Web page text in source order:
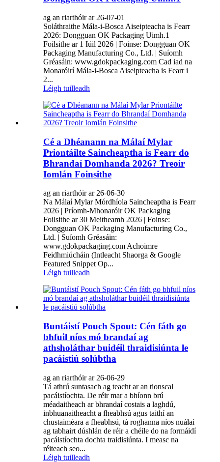
ag an riarthóir ar 26-07-01
Soláthraithe Mála-i-Bosca Aiseipteacha is Fearr
2026: Dongguan OK Packaging Uimh.1
Foilsithe ar 1 Iúil 2026 | Foinse: Dongguan OK
Packaging Manufacturing Co., Ltd. | Suíomh
Gréasáin: www.gdokpackaging.com Cad iad na
Monaróirí Mála-i-Bosca Aiseipteacha is Fearr i
2...
Léigh tuilleadh
Cé a Dhéanann na Málaí Mylar
Priontáilte Saincheaptha is Fearr do
Bhrandaí Domhanda 2026? Treoir
Iomlán Foinsithe
ag an riarthóir ar 26-06-30
Na Málaí Mylar Mórdhíola Saincheaptha is Fearr
2026 | Príomh-Mhonaróir OK Packaging
Foilsithe ar 30 Meitheamh 2026 | Foinse:
Dongguan OK Packaging Manufacturing Co.,
Ltd. | Suíomh Gréasáin:
www.gdokpackaging.com Achoimre
Feidhmiúcháin (Intleacht Shaorga & Google
Featured Snippet Op...
Léigh tuilleadh
Buntáistí Pouch Spout: Cén fáth go
bhfuil níos mó brandaí ag
athsholáthar buidéil thraidisiúnta le
pacáistiú solúbtha
ag an riarthóir ar 26-06-29
Tá athrú suntasach ag teacht ar an tionscal
pacáistíochta. De réir mar a bhíonn brú
méadaitheach ar bhrandaí costais a laghdú,
inbhuanaitheacht a fheabhsú agus taithí an
chustaiméara a fheabhsú, tá roghanna níos nuálaí
ag tabhairt dúshlán de réir a chéile do na formáidí
pacáistíochta dochta traidisiúnta. I measc na
réiteach seo...
Léigh tuilleadh